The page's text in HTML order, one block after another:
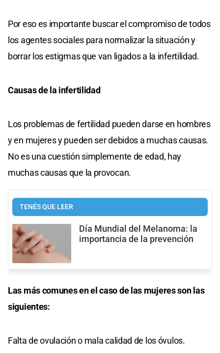
Por eso es importante buscar el compromiso de todos
los agentes sociales para normalizar la situación y
borrar los estigmas que van ligados a la infertilidad.
Causas de la infertilidad
Los problemas de fertilidad pueden darse en hombres
y en mujeres y pueden ser debidos a muchas causas.
No es una cuestión simplemente de edad, hay
muchas causas que la provocan.
TENÉS QUE LEER
Día Mundial del Melanoma: la
importancia de la prevención
Las más comunes en el caso de las mujeres son las
siguientes:
Falta de ovulación o mala calidad de los óvulos.